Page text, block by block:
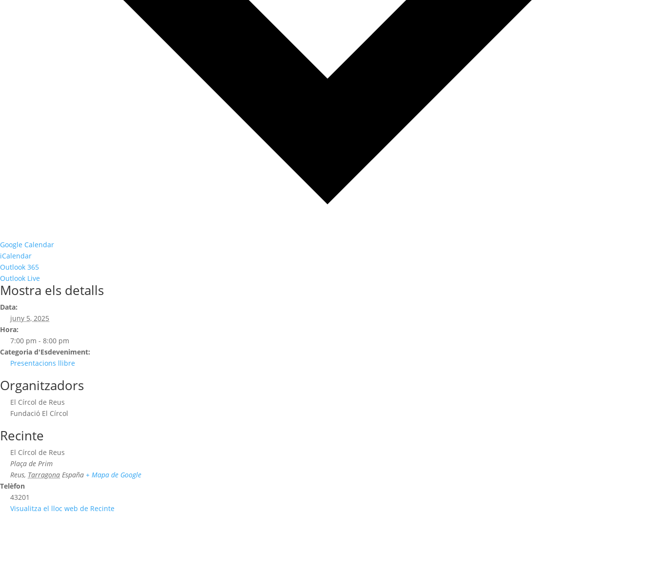
Google Calendar
iCalendar
Outlook 365
Outlook Live
Mostra els detalls
Data:
juny 5, 2025
Hora:
7:00 pm - 8:00 pm
Categoria d'Esdeveniment:
Presentacions llibre
Organitzadors
El Círcol de Reus
Fundació El Círcol
Recinte
El Círcol de Reus
Plaça de Prim
Reus, Tarragona España + Mapa de Google
Telèfon
43201
Visualitza el lloc web de Recinte